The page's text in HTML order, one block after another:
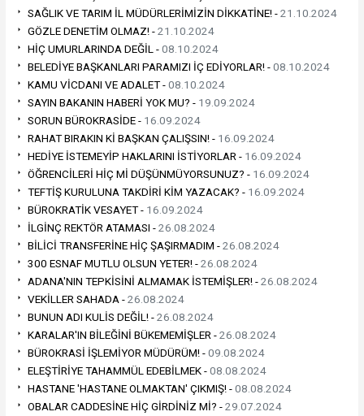
SAĞLIK VE TARIM İL MÜDÜRLERİMİZİN DİKKATİNE! -21.10.2024
GÖZLE DENETİM OLMAZ! -21.10.2024
HİÇ UMURLARINDA DEĞİL -08.10.2024
BELEDİYE BAŞKANLARI PARAMIZI İÇ EDİYORLAR! -08.10.2024
KAMU VİCDANI VE ADALET -08.10.2024
SAYIN BAKANIN HABERİ YOK MU? - 19.09.2024
SORUN BÜROKRASİDE - 16.09.2024
RAHAT BIRAKIN Kİ BAŞKAN ÇALIŞSIN! - 16.09.2024
HEDİYE İSTEMEYİP HAKLARINI İSTİYORLAR - 16.09.2024
ÖĞRENCİLERİ HİÇ Mİ DÜŞÜNMÜYORSUNUZ? - 16.09.2024
TEFTİŞ KURULUNA TAKDİRİ KİM YAZACAK? - 16.09.2024
BÜROKRATİK VESAYET - 16.09.2024
İLGİNÇ REKTÖR ATAMASI -26.08.2024
BİLİCİ TRANSFERİNE HİÇ ŞAŞIRMADIM -26.08.2024
300 ESNAF MUTLU OLSUN YETER! -26.08.2024
ADANA'NIN TEPKİSİNİ ALMAMAK İSTEMİŞLER! -26.08.2024
VEKİLLER SAHADA -26.08.2024
BUNUN ADI KULİS DEĞİL! -26.08.2024
KARALAR'IN BİLEĞİNİ BÜKEMEMİŞLER -26.08.2024
BÜROKRASİ İŞLEMİYOR MÜDÜRÜM! -09.08.2024
ELEŞTİRİYE TAHAMMÜL EDEBİLMEK -08.08.2024
HASTANE 'HASTANE OLMAKTAN' ÇIKMIŞ! -08.08.2024
OBALAR CADDESİNE HİÇ GİRDİNİZ Mİ? -29.07.2024